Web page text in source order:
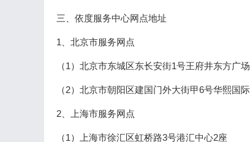
三、依度服务中心网点地址
1、北京市服务网点
（1）北京市东城区东长安街1号王府井东方广
（2）北京市朝阳区建国门外大街甲6号华熙国
2、上海市服务网点
（1）上海市徐汇区虹桥路3号港汇中心2座